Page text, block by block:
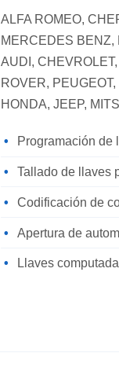
ALFA ROMEO,
MERCEDES BENZ,
AUDI,
ROVER,
HONDA, JEEP,
Programación de
Tallado de llaves
Codificación de
Apertura de
Llaves